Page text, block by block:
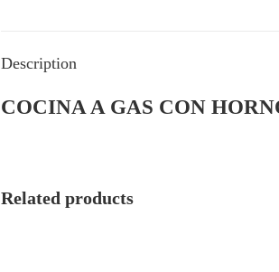
Description
COCINA A GAS CON
Related products